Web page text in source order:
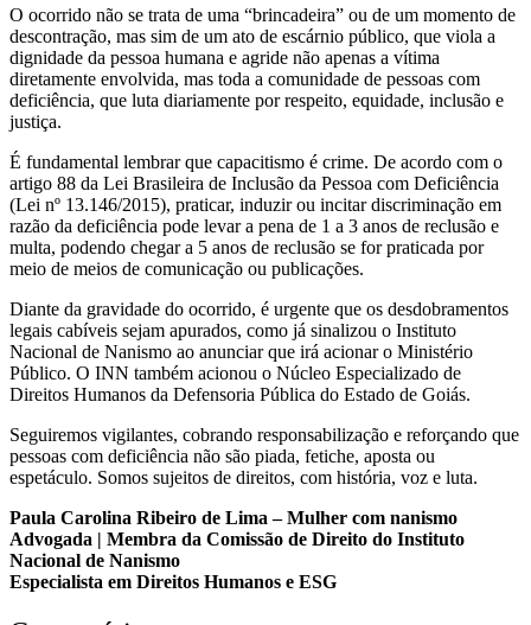
O ocorrido não se trata de uma “brincadeira” ou de um momento de
descontração, mas sim de um ato de escárnio público, que viola a
dignidade da pessoa humana e agride não apenas a vítima
diretamente envolvida, mas toda a comunidade de pessoas com
deficiência, que luta diariamente por respeito, equidade, inclusão e
justiça.
É fundamental lembrar que capacitismo é crime. De acordo com o
artigo 88 da Lei Brasileira de Inclusão da Pessoa com Deficiência
(Lei nº 13.146/2015), praticar, induzir ou incitar discriminação em
razão da deficiência pode levar a pena de 1 a 3 anos de reclusão e
multa, podendo chegar a 5 anos de reclusão se for praticada por
meio de meios de comunicação ou publicações.
Diante da gravidade do ocorrido, é urgente que os desdobramentos
legais cabíveis sejam apurados, como já sinalizou o Instituto
Nacional de Nanismo ao anunciar que irá acionar o Ministério
Público. O INN também acionou o Núcleo Especializado de
Direitos Humanos da Defensoria Pública do Estado de Goiás.
Seguiremos vigilantes, cobrando responsabilização e reforçando que
pessoas com deficiência não são piada, fetiche, aposta ou
espetáculo. Somos sujeitos de direitos, com história, voz e luta.
Paula Carolina Ribeiro de Lima – Mulher com nanismo
Advogada | Membra da Comissão de Direito do Instituto
Nacional de Nanismo
Especialista em Direitos Humanos e ESG